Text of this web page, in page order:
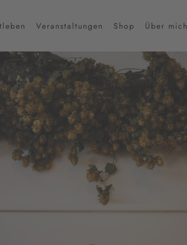
Veranstaltungen Shop Über mich